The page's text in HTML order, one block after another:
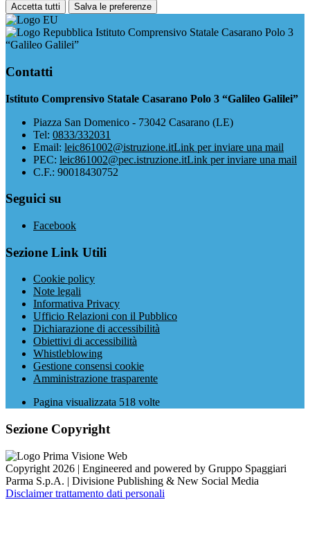
Accetta tutti Salva le preferenze
Istituto Comprensivo Statale Casarano Polo 3
“Galileo Galilei”
Contatti
Istituto Comprensivo Statale Casarano Polo 3 “Galileo Galilei”
Piazza San Domenico - 73042 Casarano (LE)
Tel: 0833/332031
Email: leic861002@istruzione.itLink per inviare una mail
PEC: leic861002@pec.istruzione.itLink per inviare una mail
C.F.: 90018430752
Seguici su
Facebook
Sezione Link Utili
Cookie policy
Note legali
Informativa Privacy
Ufficio Relazioni con il Pubblico
Dichiarazione di accessibilità
Obiettivi di accessibilità
Whistleblowing
Gestione consensi cookie
Amministrazione trasparente
Pagina visualizzata 518 volte
Sezione Copyright
Copyright 2026 | Engineered and powered by Gruppo Spaggiari
Parma S.p.A. | Divisione Publishing & New Social Media
Disclaimer trattamento dati personali